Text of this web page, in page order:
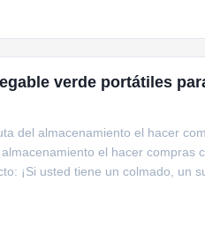
verde portátiles
del almacenamiento el hacer
el hacer compras
¡Si usted tiene un colmado, un